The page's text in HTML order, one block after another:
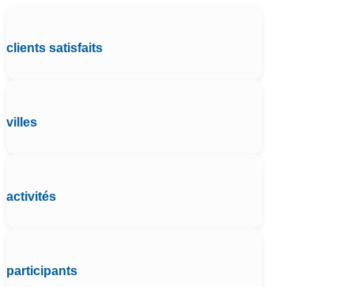
clients satisfaits
villes
activités
participants